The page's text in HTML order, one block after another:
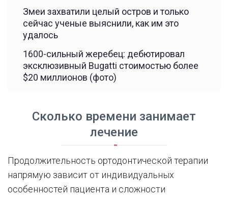
Змеи захватили целый остров и только
сейчас ученые выяснили, как им это
удалось
1600-сильный жеребец: дебютировал
эксклюзивный Bugatti стоимостью более
$20 миллионов (фото)
Сколько времени занимает
лечение
Продолжительность ортодонтической терапии
напрямую зависит от индивидуальных
особенностей пациента и сложности